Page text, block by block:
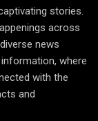
stories.
across
news
where
with the
and